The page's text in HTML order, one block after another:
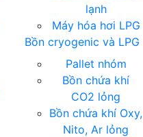
lạnh
Máy hóa hơi LPG
Bồn cryogenic và LPG
Pallet nhóm
Bồn chứa khí
CO2 lỏng
Bồn chứa khí Oxy,
Nito, Ar lỏng